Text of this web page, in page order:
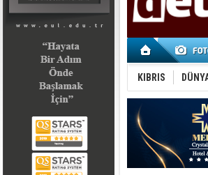
KIBRIS